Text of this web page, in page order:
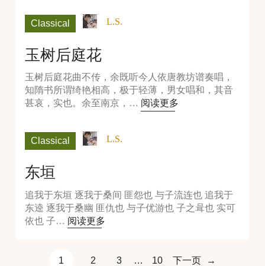
Classical L.S.
玉树后庭花
玉树后庭花曲不传，余既听今人依唐教坊谱奏唱，
知隋书所谓绮艳相高，极于轻薄，男女唱和，其音
甚哀，实也。余至南京，… 阅读更多
Classical L.S.
东垣
追我于东垣 逐我于桑间 匪怨也 与子流连也 追我于
东逵 逐我于桑幽 匪仇也 与子优游也 子之咠也 实可
依也 子… 阅读更多
1 2 3 … 10 下一页 →